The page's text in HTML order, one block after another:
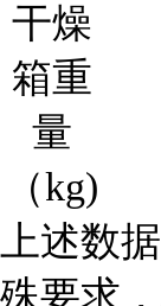
干燥
箱重
量
（kg)
上述数
殊要求